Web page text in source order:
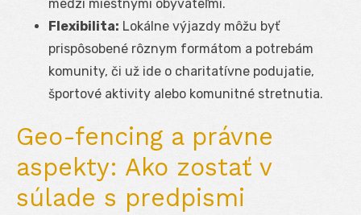
medzi miestnymi obyvateľmi.
Flexibilita: Lokálne výjazdy môžu byť
prispôsobené rôznym formátom a potrebám
komunity, či už ide o charitatívne podujatie,
športové aktivity alebo komunitné stretnutia.
Geo-fencing a právne
aspekty: Ako zostať v
súlade s predpismi